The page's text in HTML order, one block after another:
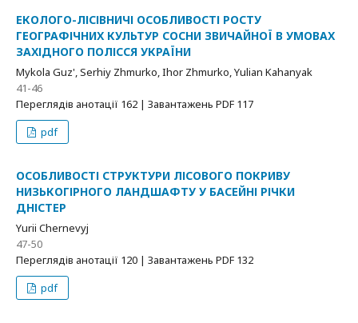
ЕКОЛОГО-ЛІСІВНИЧІ ОСОБЛИВОСТІ РОСТУ
ГЕОГРАФІЧНИХ КУЛЬТУР СОСНИ ЗВИЧАЙНОЇ В УМОВАХ
ЗАХІДНОГО ПОЛІССЯ УКРАЇНИ
Mykola Guz', Serhiy Zhmurko, Ihor Zhmurko, Yulian Kahanyak
41-46
Переглядів анотації 162 | Завантажень PDF 117
pdf
ОСОБЛИВОСТІ СТРУКТУРИ ЛІСОВОГО ПОКРИВУ
НИЗЬКОГІРНОГО ЛАНДШАФТУ У БАСЕЙНІ РІЧКИ
ДНІСТЕР
Yurii Chernevyj
47-50
Переглядів анотації 120 | Завантажень PDF 132
pdf